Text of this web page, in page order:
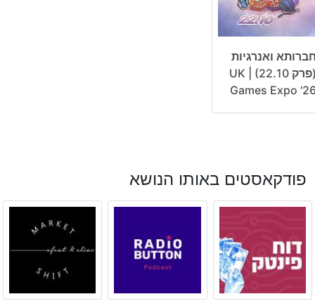
ואנרגיות
(פרק 22.10) | UK
Games Expo
פודקאסטים באותו הנושא